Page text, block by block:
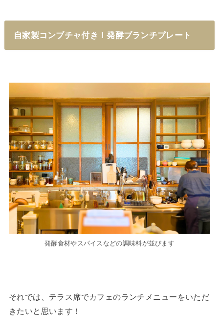
自家製コンブチャ付き！発酵ブランチプレート
発酵食材やスパイスなどの調味料が並びます
それでは、テラス席でカフェのランチメニューをいただ
きたいと思います！